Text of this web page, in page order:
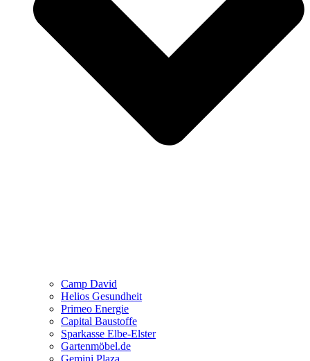
Camp David
Helios Gesundheit
Primeo Energie
Capital Baustoffe
Sparkasse Elbe-Elster
Gartenmöbel.de
Gemini Plaza